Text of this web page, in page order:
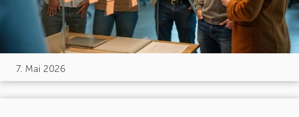
7. Mai 2026